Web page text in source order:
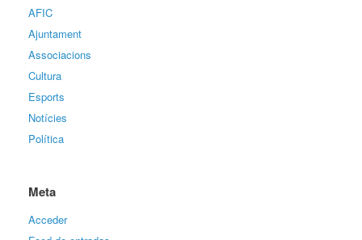
AFIC
Ajuntament
Associacions
Cultura
Esports
Notícies
Política
Meta
Acceder